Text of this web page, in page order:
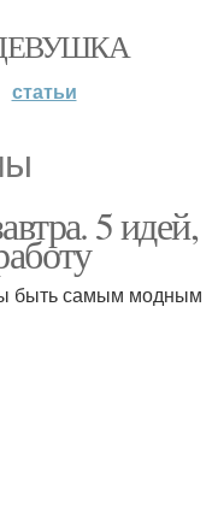
статьи
5 идей,
быть самым модным